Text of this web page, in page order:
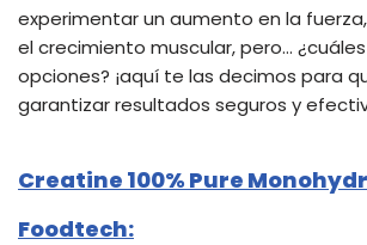
experimentar un aumento en la
el crecimiento muscular, pero…
opciones? ¡aquí te las decimos para
garantizar resultados seguros y
Creatine 100% Pure
Foodtech: